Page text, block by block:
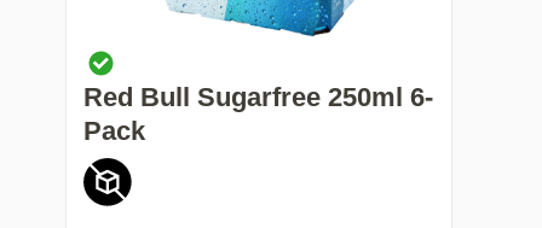
Red Bull Sugarfree 250ml 6-
Pack